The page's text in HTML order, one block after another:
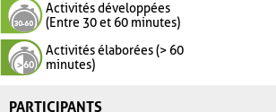
Activités développées
(Entre 30 et 60 minutes)
Activités élaborées (> 60
minutes)
PARTICIPANTS